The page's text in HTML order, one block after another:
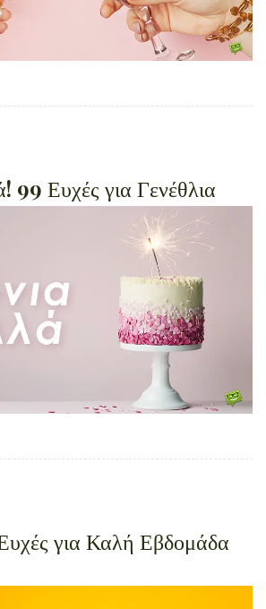
99 Ευχές για Γενέθλια
για Καλή Εβδομάδα